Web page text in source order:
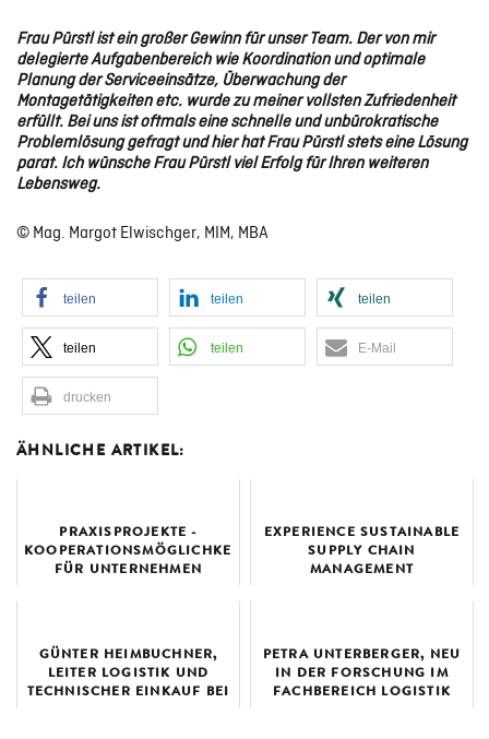
Frau Pürstl ist ein großer Gewinn für unser Team. Der von mir
delegierte Aufgabenbereich wie Koordination und optimale
Planung der Serviceeinsätze, Überwachung der
Montagetätigkeiten etc. wurde zu meiner vollsten Zufriedenheit
erfüllt. Bei uns ist oftmals eine schnelle und unbürokratische
Problemlösung gefragt und hier hat Frau Pürstl stets eine Lösung
parat. Ich wünsche Frau Pürstl viel Erfolg für Ihren weiteren
Lebensweg.
© Mag. Margot Elwischger, MIM, MBA
teilen teilen teilen
teilen teilen E-Mail
drucken
ÄHNLICHE ARTIKEL:
PRAXISPROJEKTE -
KOOPERATIONSMÖGLICHKEIT
FÜR UNTERNEHMEN
EXPERIENCE SUSTAINABLE
SUPPLY CHAIN
MANAGEMENT
GÜNTER HEIMBUCHNER,
LEITER LOGISTIK UND
TECHNISCHER EINKAUF BEI
PETRA UNTERBERGER, NEU
IN DER FORSCHUNG IM
FACHBEREICH LOGISTIK